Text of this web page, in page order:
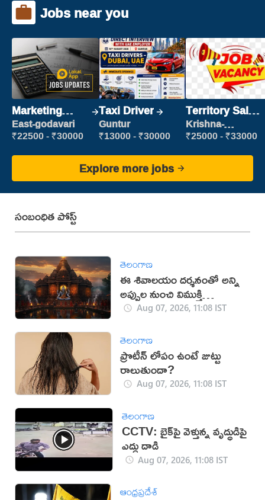
Jobs near you
Marketing
Executive
East-godavari
₹22500 - ₹30000
Taxi Driver
Guntur
₹13000 - ₹30000
Territory Sales
Manager
Krishna-
vijayawada
₹25000 - ₹33000
Explore more jobs
సంబంధిత పోస్ట్
తెలంగాణ
ఈ శివాలయం దర్శనంతో అన్ని
అప్పుల నుంచి విముక్తి
లభిస్తుందట!
Aug 07, 2026, 11:08 IST
తెలంగాణ
ప్రొటీన్ లోపం ఉంటే జుట్టు
రాలుతుందా?
Aug 07, 2026, 11:08 IST
తెలంగాణ
CCTV: బైక్‌పై వెళ్తున్న వృద్ధుడిపై
ఎద్దు దాడి
Aug 07, 2026, 11:08 IST
ఆంధ్రప్రదేశ్